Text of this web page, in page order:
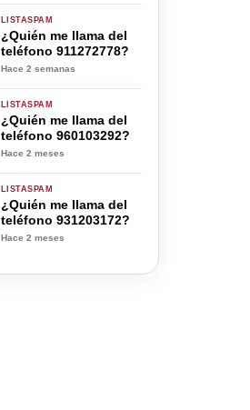
LISTASPAM
¿Quién me llama del
teléfono 911272778?
Hace 2 semanas
LISTASPAM
¿Quién me llama del
teléfono 960103292?
Hace 2 meses
LISTASPAM
¿Quién me llama del
teléfono 931203172?
Hace 2 meses